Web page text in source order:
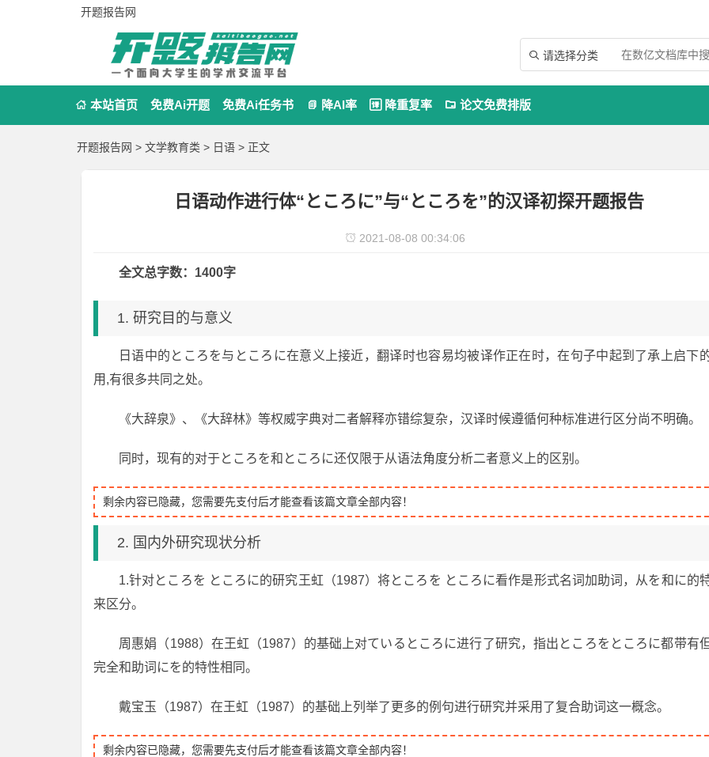
开题报告网
 请选择分类
 本站首页 免费Ai开题 免费Ai任务书  降AI率  降重复率  论文免费排版
开题报告网 > 文学教育类 > 日语 > 正文
日语动作进行体“ところに”与“ところを”的汉译初探开题报告
 2021-08-08 00:34:06
全文总字数：1400字
1. 研究目的与意义
日语中的ところを与ところに在意义上接近，翻译时也容易均被译作正在时，在句子中起到了承上启下
用,有很多共同之处。
《大辞泉》、《大辞林》等权威字典对二者解释亦错综复杂，汉译时候遵循何种标准进行区分尚不明确。
同时，现有的对于ところを和ところに还仅限于从语法角度分析二者意义上的区别。
剩余内容已隐藏，您需要先支付后才能查看该篇文章全部内容！
2. 国内外研究现状分析
1.针对ところを ところに的研究王虹（1987）将ところを ところに看作是形式名词加助词，从を和に的
来区分。
周惠娟（1988）在王虹（1987）的基础上对ているところに进行了研究，指出ところをところに都带有
完全和助词にを的特性相同。
戴宝玉（1987）在王虹（1987）的基础上列举了更多的例句进行研究并采用了复合助词这一概念。
剩余内容已隐藏，您需要先支付后才能查看该篇文章全部内容！